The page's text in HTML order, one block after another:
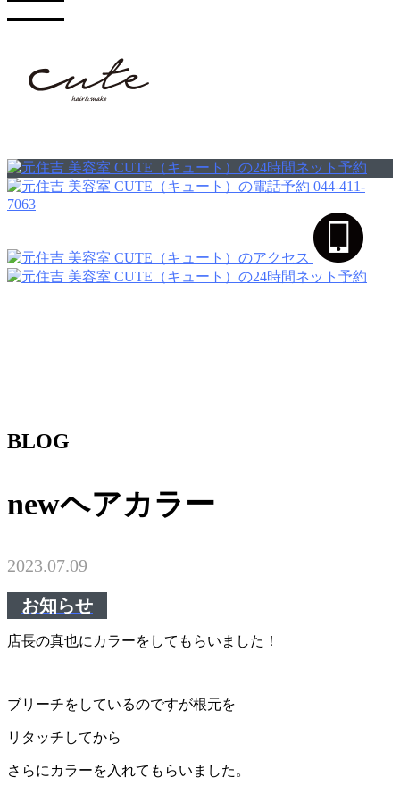
044-411-
7063
BLOG
newヘアカラー
2023.07.09
お知らせ
店長の真也にカラーをしてもらいました！
ブリーチをしているのですが根元を
リタッチしてから
さらにカラーを入れてもらいました。